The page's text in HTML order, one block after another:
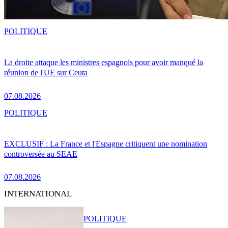
La droite attaque les ministres espagnols pour avoir manqué la
réunion de l'UE sur Ceuta
07.08.2026
POLITIQUE
EXCLUSIF : La France et l'Espagne critiquent une nomination
controversée au SEAE
07.08.2026
POLITIQUE
INTERNATIONAL
POLITIQUE